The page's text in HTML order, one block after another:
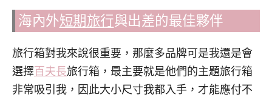
海內外短期旅行與出差的最佳夥伴
旅行箱對我來說很重要，那麼多品牌可是我還是會
選擇百夫長旅行箱，最主要就是他們的主題旅行箱
非常吸引我，因此大小尺寸我都入手，才能應付不